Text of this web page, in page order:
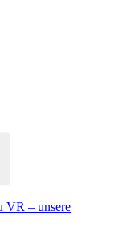
VR – unsere